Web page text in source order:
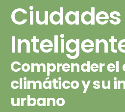
Ciudades
Comprender
climático y su
urbano